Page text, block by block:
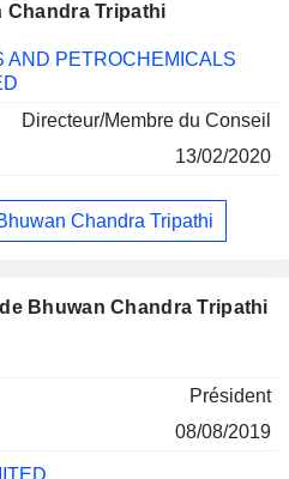
Chandra Tripathi
AND PETROCHEMICALS
Directeur/Membre du Conseil
13/02/2020
Chandra Tripathi
Bhuwan Chandra Tripathi
Président
08/08/2019